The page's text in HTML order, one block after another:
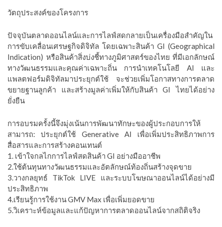
วัตถุประสงค์ของโครงการ
ปัจจุบันตลาดออนไลน์และการไลฟ์สดกลายเป็นเครื่องมือสำคัญใน
การขับเคลื่อนเศรษฐกิจดิจิทัล โดยเฉพาะสินค้า GI (Geographical
Indication) หรือสินค้าสิ่งบ่งชี้ทางภูมิศาสตร์ของไทย ที่มีเอกลักษณ์
ทางวัฒนธรรมและคุณค่าเฉพาะถิ่น การนำเทคโนโลยี AI และ
แพลตฟอร์มดิจิทัลมาประยุกต์ใช้ จะช่วยเพิ่มโอกาสทางการตลาด
ขยายฐานลูกค้า และสร้างมูลค่าเพิ่มให้กับสินค้า GI ไทยได้อย่าง
ยั่งยืน
การอบรมครั้งนี้จึงมุ่งเน้นการพัฒนาทักษะของผู้ประกอบการให้
สามารถ: ประยุกต์ใช้ Generative AI เพื่อเพิ่มประสิทธิภาพการ
สื่อสารและการสร้างคอนเทนต์
1. เข้าใจกลไกการไลฟ์สดสินค้า GI อย่างมืออาชีพ
2.ใช้ต้นทุนทางวัฒนธรรมและอัตลักษณ์ท้องถิ่นสร้างจุดขาย
3.วางกลยุทธ์ TikTok LIVE และระบบโฆษณาออนไลน์ได้อย่างมี
ประสิทธิภาพ
4.เรียนรู้การใช้งาน GMV Max เพื่อเพิ่มยอดขาย
5.วิเคราะห์ข้อมูลและแก้ปัญหาการตลาดออนไลน์จากสถิติจริง